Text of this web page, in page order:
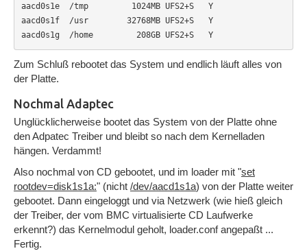
aacd0s1e  /tmp         1024MB UFS2+S   Y
aacd0s1f  /usr        32768MB UFS2+S   Y
aacd0s1g  /home         208GB UFS2+S   Y
Zum Schluß rebootet das System und endlich läuft alles von
der Platte.
Nochmal Adaptec
Unglücklicherweise bootet das System von der Platte ohne
den Adpatec Treiber und bleibt so nach dem Kernelladen
hängen. Verdammt!
Also nochmal von CD gebootet, und im loader mit "set
rootdev=disk1s1a:" (nicht /dev/aacd1s1a) von der Platte weiter
gebootet. Dann eingeloggt und via Netzwerk (wie hieß gleich
der Treiber, der vom BMC virtualisierte CD Laufwerke
erkennt?) das Kernelmodul geholt, loader.conf angepaßt ...
Fertig.